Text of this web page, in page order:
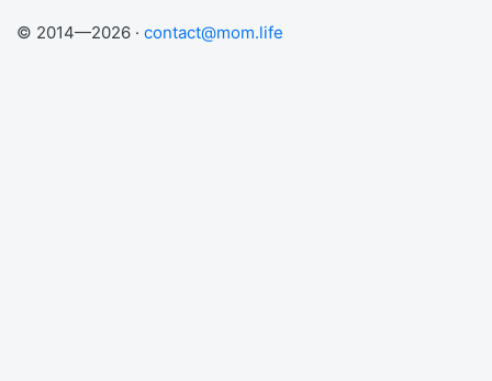
© 2014—2026 · contact@mom.life